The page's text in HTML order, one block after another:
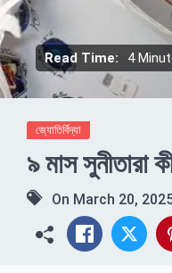
Read Time: 4
জ্যোতির্বিদ্যা
৯ মাস সুনীতারা
On March 20,